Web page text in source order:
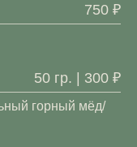
750 ₽
50 гр. | 300 ₽
горный мёд/